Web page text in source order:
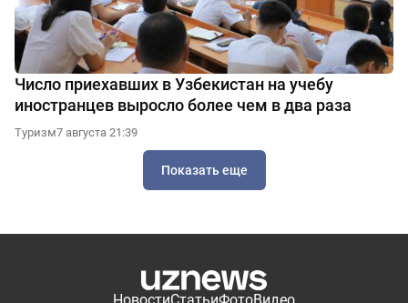
Число приехавших в Узбекистан на учебу
иностранцев выросло более чем в два раза
Туризм7 августа 21:39
Показать еще